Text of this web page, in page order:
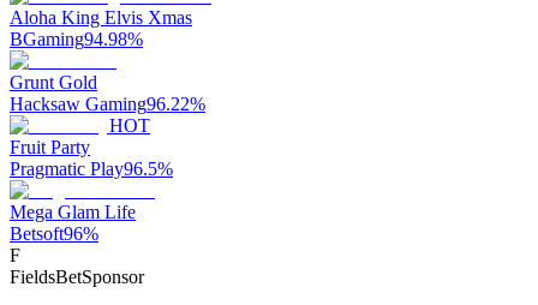
Aloha King Elvis Xmas
BGaming94.98%
Grunt Gold
Hacksaw Gaming96.22%
HOT
Fruit Party
Pragmatic Play96.5%
Mega Glam Life
Betsoft96%
F
FieldsBetSponsor